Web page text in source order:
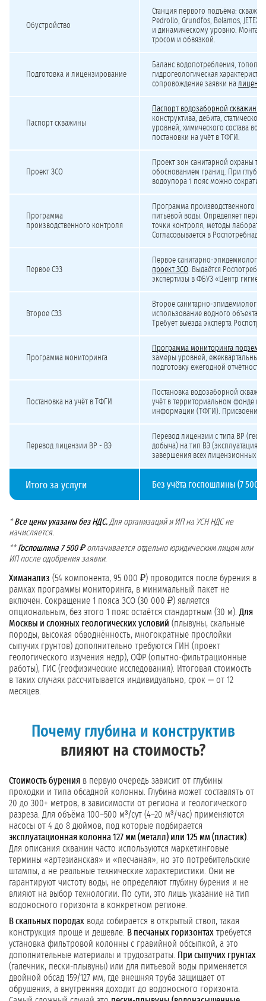
Обустройство
Станция первого подъёма:
Pedrollo, Grundfos, Belamos,
и динамическому уровню. Монтаж
тросом и обвязкой.
Подготовка и лицензирование
Баланс водопотребления,
гидрогеологическая
сопровождение заявки на
Паспорт скважины
Паспорт водозаборной скважины
конструктива, дебита,
уровней, химического состава
постановки на учёт в ТФГИ.
Проект ЗСО
Проект зон санитарной охраны
обоснованием границ. При
водоупора 1 пояс можно
Программа
производственного контроля
Программа производственного
питьевой воды. Определяет
точки контроля, методы
Согласовывается в
Первое СЭЗ
Первое санитарно-
проект ЗСО. Выдаётся
экспертизы в ФБУЗ «Центр
Второе СЭЗ
Второе санитарно-
использование водного объекта
Требует выезда эксперта
Программа мониторинга
Программа мониторинга
замеры уровней, ежеквартальные
подготовку ежегодной
Постановка на учёт в ТФГИ
Постановка водозаборной
учёт в территориальном фонде
информации (ТФГИ). Присвоение
Перевод лицензии ВР - ВЭ
Перевод лицензии с типа ВР
добыча) на тип ВЭ (эксплуатация).
завершения всех лицензионных
Итого за услуги Без учёта госпошлины (7 500
* Все цены указаны без НДС. Для организаций и ИП на УСН НДС не
начисляется.
** Госпошлина 7 500 ₽оплачивается отдельно юридическим лицом или
ИП после одобрения заявки.
Химанализ (54 компонента, 95 000 ₽) проводится после бурения в
рамках программы мониторинга, в минимальный пакет не
включён. Сокращение 1 пояса ЗСО (30 000 ₽) является
опциональным, без этого 1 пояс остаётся стандартным (30 м). Для
Москвы и сложных геологических условий (плывуны, скальные
породы, высокая обводнённость, многократные прослойки
сыпучих грунтов) дополнительно требуются ГИН (проект
геологического изучения недр), ОФР (опытно-фильтрационные
работы), ГИС (геофизические исследования). Итоговая стоимость
в таких случаях рассчитывается индивидуально, срок — от 12
месяцев.
Почему глубина и конструктив
влияют на стоимость?
Стоимость бурения в первую очередь зависит от глубины
проходки и типа обсадной колонны. Глубина может составлять от
20 до 300+ метров, в зависимости от региона и геологического
разреза. Для объёма 100–500 м³/сут (4–20 м³/час) применяются
насосы от 4 до 8 дюймов, под которые подбирается
эксплуатационная колонна 127 мм (металл) или 125 мм (пластик)
Для описания скважин часто используются маркетинговые
термины «артезианская» и «песчаная», но это потребительские
штампы, а не реальные технические характеристики. Они не
гарантируют чистоту воды, не определяют глубину бурения и не
влияют на выбор технологии. По сути, это лишь указание на тип
водоносного горизонта в конкретном регионе.
В скальных породах вода собирается в открытый ствол, такая
конструкция проще и дешевле. В песчаных горизонтах требуется
установка фильтровой колонны с гравийной обсыпкой, а это
дополнительные материалы и трудозатраты. При сыпучих грунтах
(галечник, пески-плывуны) или для питьевой воды применяется
двойной обсад 159/127 мм, где внешняя труба защищает от
обрушения, а внутренняя доходит до водоносного горизонта.